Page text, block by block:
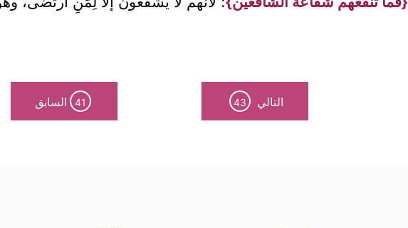
التالي 43
41 السابق